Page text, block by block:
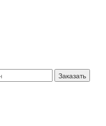
Заказать